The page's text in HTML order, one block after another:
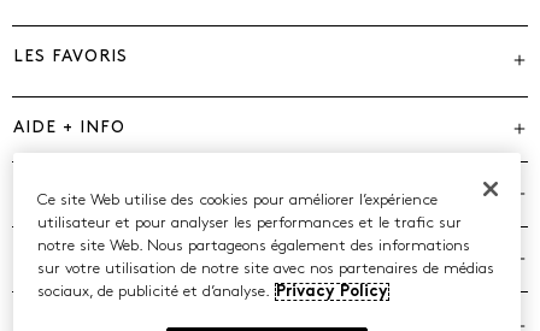
LES FAVORIS
AIDE + INFO
MARQUES
Ce site Web utilise des cookies pour améliorer l’expérience
utilisateur et pour analyser les performances et le trafic sur
notre site Web. Nous partageons également des informations
sur votre utilisation de notre site avec nos partenaires de médias
sociaux, de publicité et d’analyse. Privacy Policy